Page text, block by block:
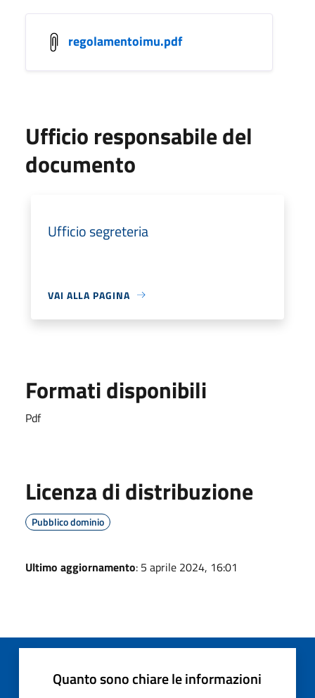
regolamentoimu.pdf
Ufficio responsabile del
documento
Ufficio segreteria
VAI ALLA PAGINA
Formati disponibili
Pdf
Licenza di distribuzione
Pubblico dominio
Ultimo aggiornamento: 5 aprile 2024, 16:01
Quanto sono chiare le informazioni